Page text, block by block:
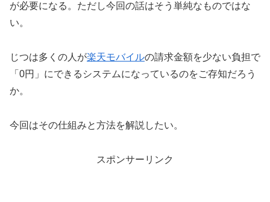
が必要になる。ただし今回の話はそう単純なものではな
い。
じつは多くの人が楽天モバイルの請求金額を少ない負担で
「0円」にできるシステムになっているのをご存知だろう
か。
今回はその仕組みと方法を解説したい。
スポンサーリンク